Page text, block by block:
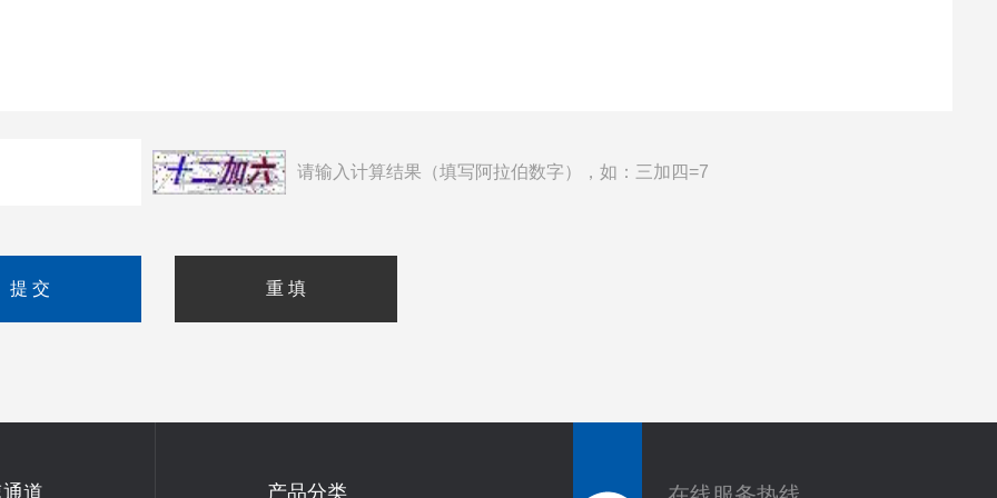
请输入计算结果（填写阿拉伯数字），如：三加四=7
道 产品分类